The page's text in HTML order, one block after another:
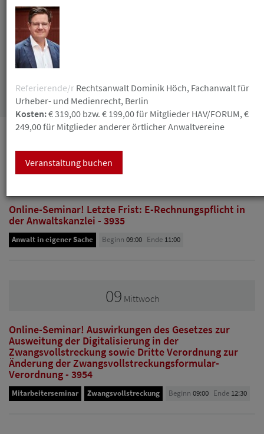
Suchen
Referierende/r Rechtsanwalt Dominik Höch, Fachanwalt für
Urheber- und Medienrecht, Berlin
Kosten:€ 319,00 bzw. € 199,00 für Mitglieder HAV/FORUM, €
249,00 für Mitglieder anderer örtlicher Anwaltvereine
Veranstaltung buchen
08
Online-Seminar! Letzte Frist: E-Rechnungspflicht in
der Anwaltskanzlei - 3935
Anwalt in eigener Sache Beginn 09:00 Ende 11:00
09 Mittwoch
Online-Seminar! Auswirkungen des Gesetzes zur
Ausweitung der Digitalisierung in der
Zwangsvollstreckung sowie Dritte Verordnung zur
Änderung der Zwangsvollstreckungsformular-
Verordnung - 3954
Mitarbeiterseminar Zwangsvollstreckung Beginn 09:00 Ende 12:30